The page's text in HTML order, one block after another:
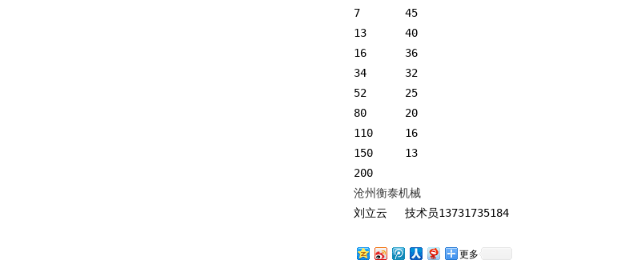
7	45
13	40
16	36
34	32
52	25
80	20
110	16
150	13
200
沧州衡泰机械
刘立云	技术员13731735184
更多